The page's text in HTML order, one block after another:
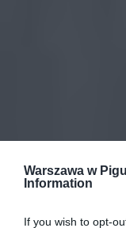
Warszawa w
Information
If you wish to opt-